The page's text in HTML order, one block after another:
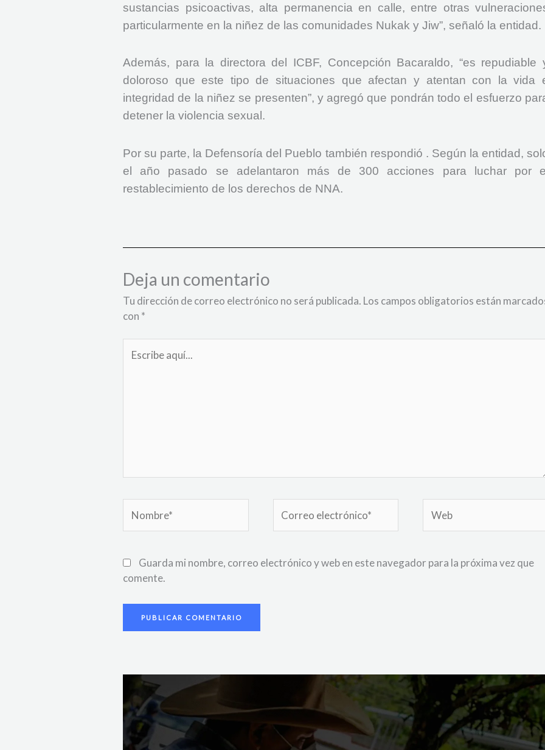
sustancias psicoactivas, alta permanencia en calle, entre otras
particularmente en la niñez de las comunidades Nukak y Jiw”, señaló la entidad.
Además, para la directora del ICBF, Concepción Bacaraldo, “es repudiable
doloroso que este tipo de situaciones que afectan y atentan con la vida
integridad de la niñez se presenten”, y agregó que pondrán todo el esfuerzo
detener la violencia sexual.
Por su parte, la Defensoría del Pueblo también respondió . Según la entidad,
el año pasado se adelantaron más de 300 acciones para luchar por
restablecimiento de los derechos de NNA.
Deja un comentario
Tu dirección de correo electrónico no será publicada. Los campos obligatorios están
con *
aquí...
electrónico*
Guarda mi nombre, correo electrónico y web en este navegador para la próxima vez que
comente.